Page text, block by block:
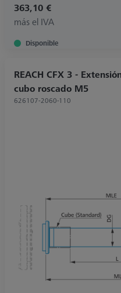
363,10 €
más el IVA
Disponible
REACH CFX 3 -
cubo roscado M5
626107-2060-110